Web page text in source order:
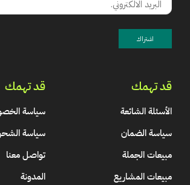
قد تهمك
الأسئلة الشائعة
سياسة الضمان
مبيعات الجملة
مبيعات المشاريع
قد تهمك
سياسة
سياسة
تواصل معنا
المدونة